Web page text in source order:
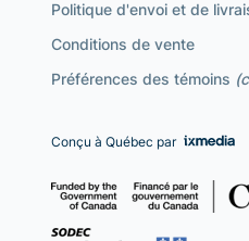
Politique d'envoi et de
Conditions de vente
Préférences des témoins
Conçu à Québec par